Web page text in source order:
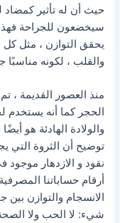
حيث أن له تأثير
سيخضعون للجراحة فهذا
يحقق التوازن ، مثل
والقلب ، لكونه مناسبًا
منذ العصور القديمة ،
الحجر كما أنه يستخدم
والولادة الهادئة هو
توضيح أن الثروة التي
نقود و الازدهار
أرقام حساباتنا
الانسجام والتوازن
شيء: لا الحب ولا الصحة